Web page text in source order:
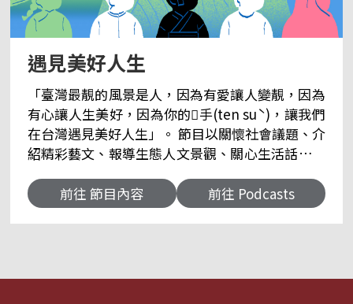
遇見美好人生
「臺灣最靚的風景是人，因為有愛讓人變靚，因為
有心讓人生美好，因為你的𢯭手(ten suˋ)，讓我們
在台灣遇見美好人生」。 節目以關懷社會議題、介
紹精彩藝文、報導生態人文景觀、關心生活話題為
📌臉書粉絲專頁👉央廣客家粉絲團 📌聽眾信箱👇
前往 節目內容 前往 Podcasts